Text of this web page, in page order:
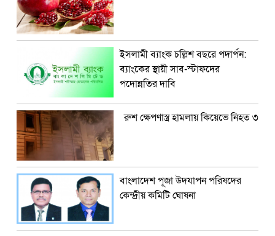
ইসলামী ব্যাংক চল্লিশ বছরে পদার্পন:
ব্যাংকের স্থায়ী সাব-স্টাফদের
পদোন্নতির দাবি
রুশ ক্ষেপণাস্ত্র হামলায় কিয়েভে নিহত ৩
বাংলাদেশ পূজা উদযাপন পরিষদের
কেন্দ্রীয় কমিটি ঘোষনা